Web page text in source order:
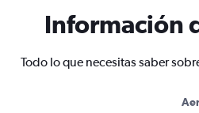
Información
Todo lo que necesitas saber